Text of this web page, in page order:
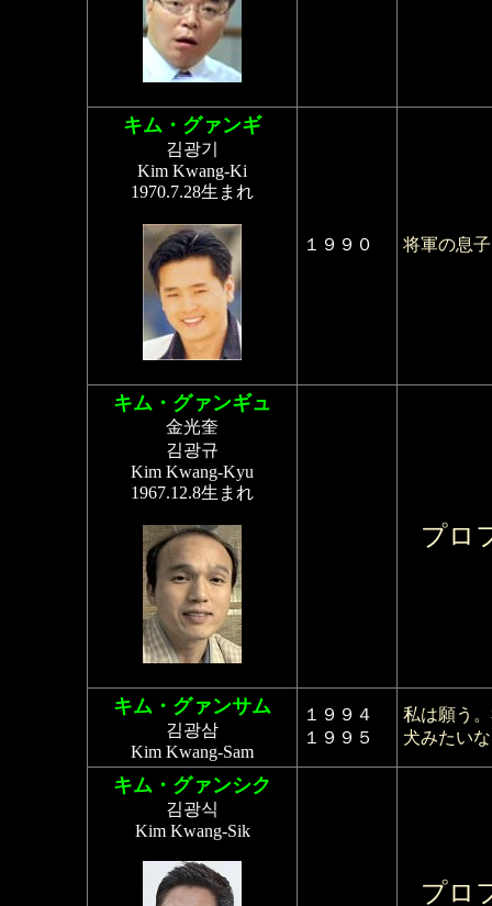
キム・グァンギ
김광기
Kim Kwang-Ki
1970.7.28生まれ
１９９０ 将軍の息子
キム・グァンギュ
金光奎
김광규
Kim Kwang-Kyu
1967.12.8生まれ
プロ
キム・グァンサム
김광삼
Kim Kwang-Sam
１９９４
１９９５
私は願う
犬みたい
キム・グァンシク
김광식
Kim Kwang-Sik
プロ